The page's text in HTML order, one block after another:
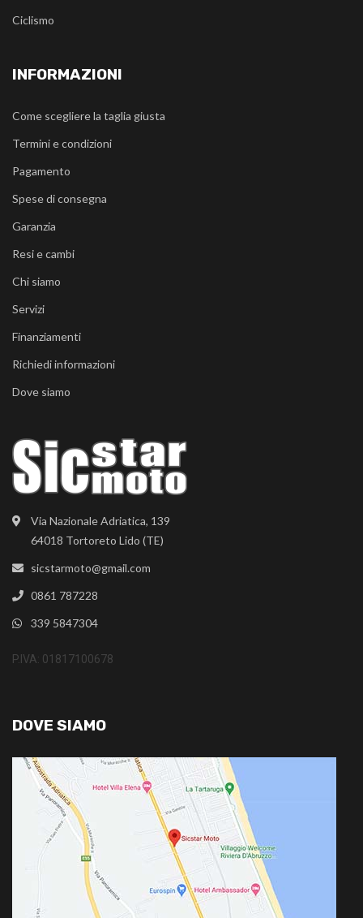
Via Nazionale Adriatica, 139
64018 Tortoreto Lido (TE)
sicstarmoto@gmail.com
0861 787228
339 5847304
P.IVA: 01817100678
Ciclismo
INFORMAZIONI
Come scegliere la taglia giusta
Termini e condizioni
Pagamento
Spese di consegna
Garanzia
Resi e cambi
Chi siamo
Servizi
Finanziamenti
Richiedi informazioni
Dove siamo
DOVE SIAMO